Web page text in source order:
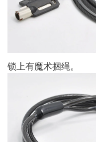
锁上有魔术捆绳。